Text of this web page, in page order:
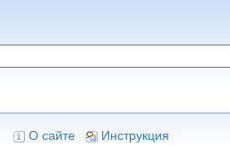
О сайте Инструкция